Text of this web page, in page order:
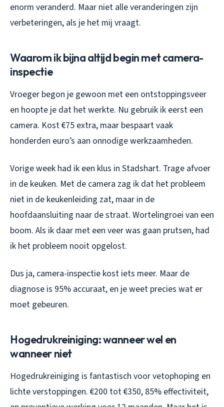
enorm veranderd. Maar niet alle veranderingen zijn
verbeteringen, als je het mij vraagt.
Waarom ik bijna altijd begin met camera-
inspectie
Vroeger begon je gewoon met een ontstoppingsveer
en hoopte je dat het werkte. Nu gebruik ik eerst een
camera. Kost €75 extra, maar bespaart vaak
honderden euro’s aan onnodige werkzaamheden.
Vorige week had ik een klus in Stadshart. Trage afvoer
in de keuken. Met de camera zag ik dat het probleem
niet in de keukenleiding zat, maar in de
hoofdaansluiting naar de straat. Wortelingroei van een
boom. Als ik daar met een veer was gaan prutsen, had
ik het probleem nooit opgelost.
Dus ja, camera-inspectie kost iets meer. Maar de
diagnose is 95% accuraat, en je weet precies wat er
moet gebeuren.
Hogedrukreiniging: wanneer wel en
wanneer niet
Hogedrukreiniging is fantastisch voor vetophoping en
lichte verstoppingen. €200 tot €350, 85% effectiviteit,